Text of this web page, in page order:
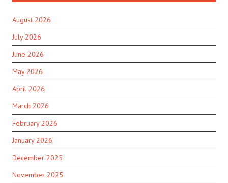
August 2026
July 2026
June 2026
May 2026
April 2026
March 2026
February 2026
January 2026
December 2025
November 2025